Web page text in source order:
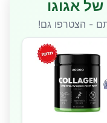
אגוגו
- הצטרפו גם!